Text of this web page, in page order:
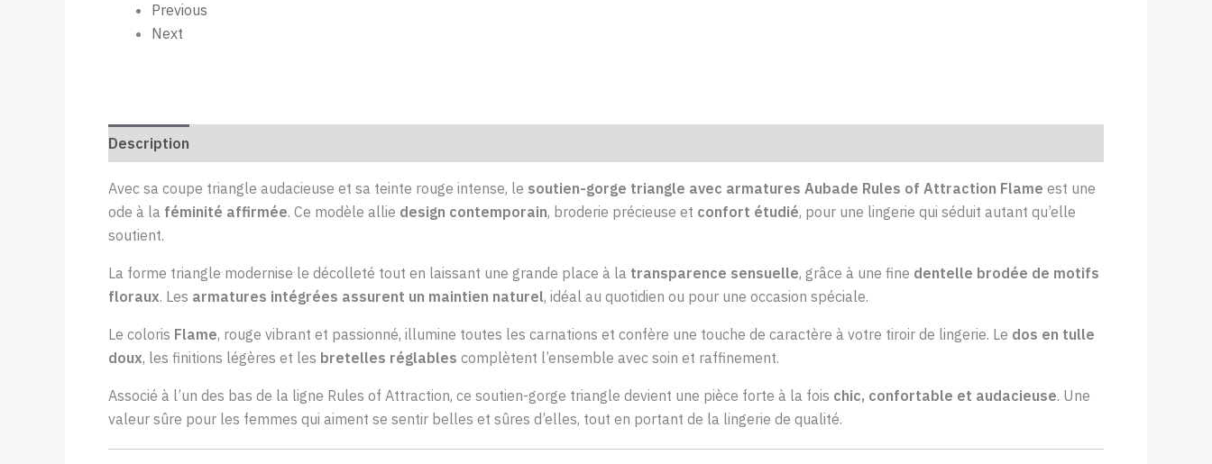
Previous
Next
Description
Avec sa coupe triangle audacieuse et sa teinte rouge intense, le soutien-gorge triangle avec armatures Aubade Rules of Attraction Flame est une
ode à la féminité affirmée. Ce modèle allie design contemporain, broderie précieuse et confort étudié, pour une lingerie qui séduit autant qu’elle
soutient.
La forme triangle modernise le décolleté tout en laissant une grande place à la transparence sensuelle, grâce à une fine dentelle brodée de motifs
floraux. Les armatures intégrées assurent un maintien naturel, idéal au quotidien ou pour une occasion spéciale.
Le coloris Flame, rouge vibrant et passionné, illumine toutes les carnations et confère une touche de caractère à votre tiroir de lingerie. Le dos en tulle
doux, les finitions légères et les bretelles réglables complètent l’ensemble avec soin et raffinement.
Associé à l’un des bas de la ligne Rules of Attraction, ce soutien-gorge triangle devient une pièce forte à la fois chic, confortable et audacieuse. Une
valeur sûre pour les femmes qui aiment se sentir belles et sûres d’elles, tout en portant de la lingerie de qualité.